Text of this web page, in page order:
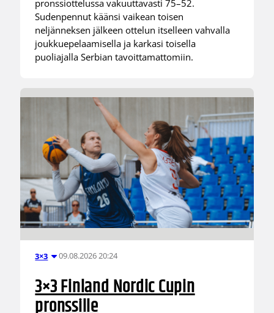
pronssiottelussa vakuuttavasti 75–52.
Sudenpennut käänsi vaikean toisen
neljänneksen jälkeen ottelun itselleen vahvalla
joukkuepelaamisella ja karkasi toisella
puoliajalla Serbian tavoittamattomiin.
3×3 09.08.2026 20:24
3×3 Finland Nordic Cupin
pronssille